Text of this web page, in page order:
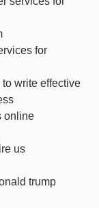
for
write effective
online
us
trump